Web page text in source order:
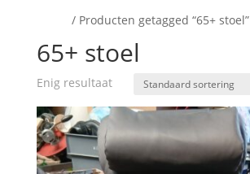
/ Producten getagged “65+ stoel”
65+ stoel
Enig resultaat